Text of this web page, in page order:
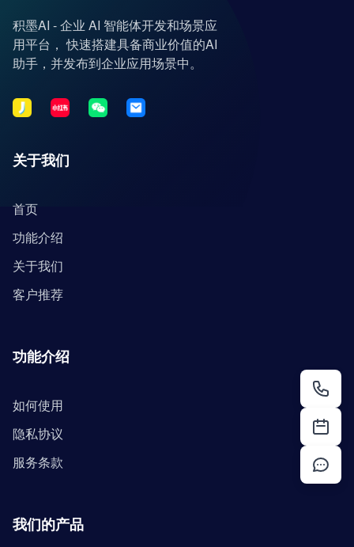
积墨AI - 企业 AI 智能体开发和场景应
用平台， 快速搭建具备商业价值的AI
助手，并发布到企业应用场景中。
关于我们
首页
功能介绍
关于我们
客户推荐
功能介绍
如何使用
隐私协议
服务条款
我们的产品